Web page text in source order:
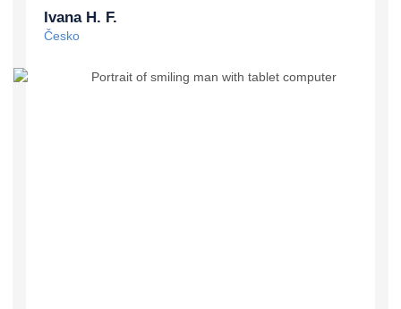
Ivana H. F.
Česko